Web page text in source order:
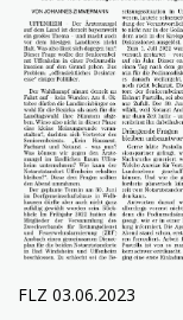
FLZ 03.06.2023